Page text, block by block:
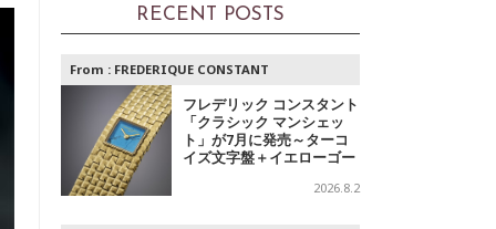
RECENT POSTS
From : FREDERIQUE CONSTANT
フレデリック コンスタント
「クラシック マンシェッ
ト」が7月に発売～ターコ
イズ文字盤＋イエローゴー
字盤＋スチールの2モデル
2026.8.2